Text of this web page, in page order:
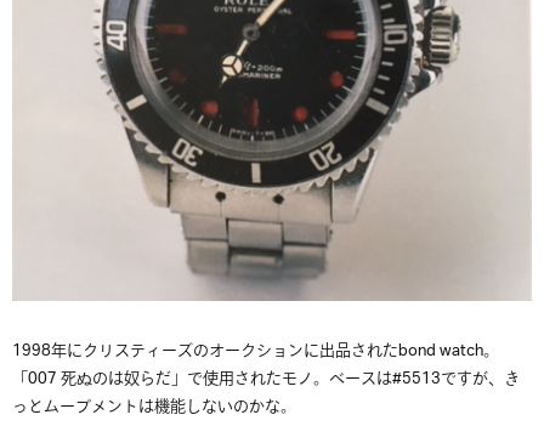
1998年にクリスティーズのオークションに出品されたbond watch。
「007 死ぬのは奴らだ」で使用されたモノ。ベースは#5513ですが、き
っとムーブメントは機能しないのかな。